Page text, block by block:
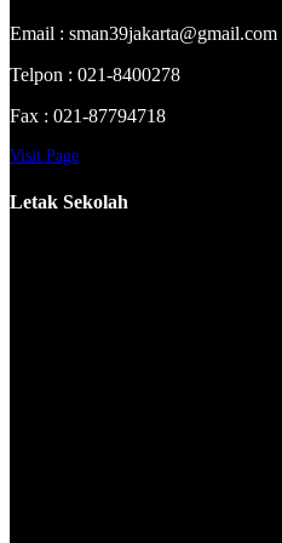
Email : sman39jakarta@gmail.com
Telpon : 021-8400278
Fax : 021-87794718
Visit Page
Letak Sekolah